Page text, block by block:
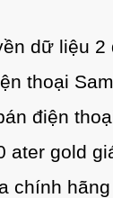
dữ liệu
thoại
điện
ater gold
chính